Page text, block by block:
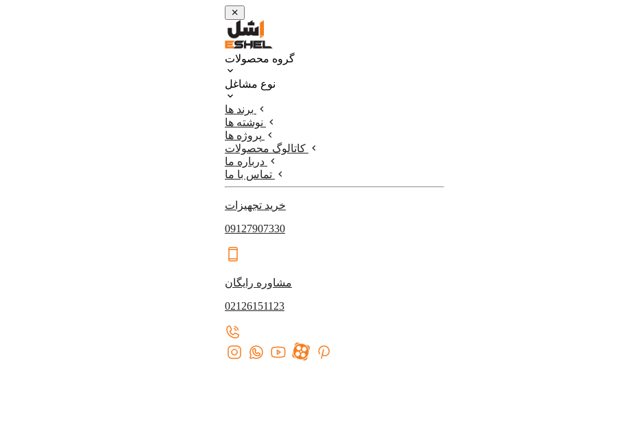
گروه محصولات
نوع مشاغل
برند ها
نوشته ها
پروژه ها
کاتالوگ محصولات
درباره ما
تماس با ما
خرید تجهیزات
09127907330
مشاوره رایگان
02126151123